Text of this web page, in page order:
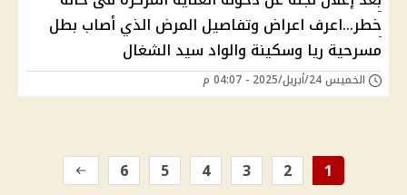
خطر...اعرف اعراض وتفاصيل المرض الذي أصاب بطل
مسرحية ريا وسكينة والواد سيد الشغال
الخميس 24/أبريل/2025 - 04:07 م
1
2
3
4
5
6